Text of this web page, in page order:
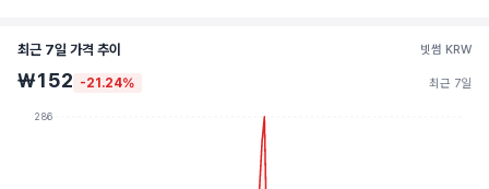
최근 7일 가격 추이 빗썸 KRW
₩152 -21.24% 최근 7일
286